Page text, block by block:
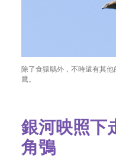
除了食猿鵰外，不時還有其
鷹。
銀河映照下
角鴞